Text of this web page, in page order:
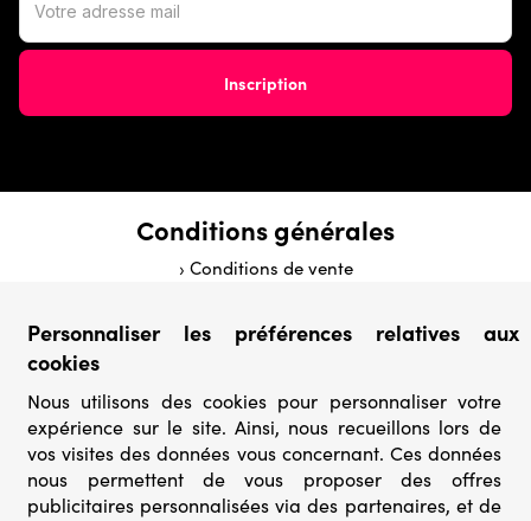
Conditions générales
› Conditions de vente
› Informations légales
Catégories
› Marques
› Derniers arrivages
› Puzzles mystères
Personnaliser les préférences relatives aux
cookies
Nous utilisons des cookies pour personnaliser votre
expérience sur le site. Ainsi, nous recueillons lors de
vos visites des données vous concernant. Ces données
nous permettent de vous proposer des offres
publicitaires personnalisées via des partenaires, et de